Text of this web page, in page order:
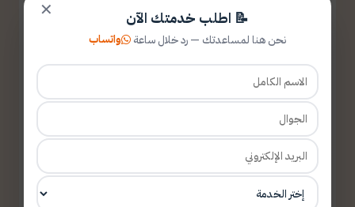
✕ 📝 اطلب خدمتك الآن
نحن هنا لمساعدتك — رد خلال ساعة واتساب